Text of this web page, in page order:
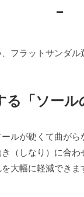
–
フラットサンダル
「ソール
ルが硬くて曲が
（しなり）に合
大幅に軽減できま